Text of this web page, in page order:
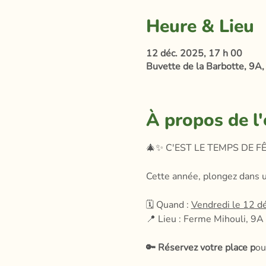
Heure & Lieu
12 déc. 2025, 17 h 00
Buvette de la Barbotte, 9A,
À propos de
🎄✨ C'EST LE TEMPS DE
Cette année, plongez
🗓️ Quand : Vendredi le 12
📍 Lieu : Ferme Mihouli,
🔑 Réservez votre place p